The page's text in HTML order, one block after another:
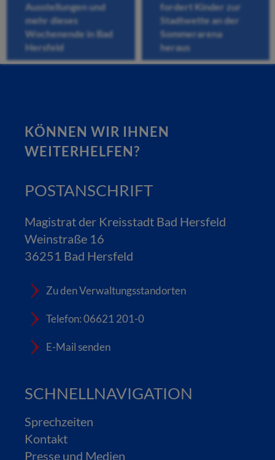
Ausstellungen und
mehr dieses
Wochenende in Bad
Hersfeld
fordert Kinder zur
Stadtwette an der
Sommerarena
heraus
KÖNNEN WIR IHNEN
WEITERHELFEN?
POSTANSCHRIFT
Magistrat der Kreisstadt Bad Hersfeld
Weinstraße 16
36251 Bad Hersfeld
Zu den Verwaltungsstandorten
Telefon: 06621 201-0
E-Mail senden
SCHNELLNAVIGATION
Sprechzeiten
Kontakt
Presse und Medien